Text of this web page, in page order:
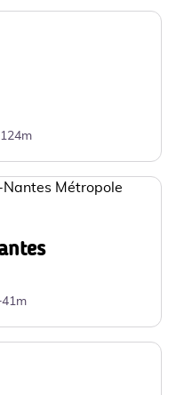
- Stephan Menoret-Nantes